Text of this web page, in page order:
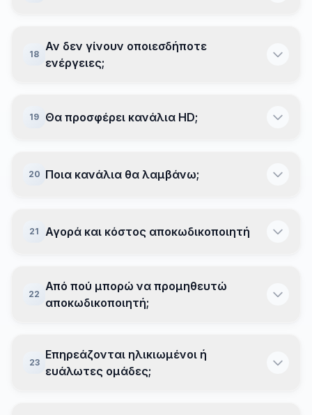
18
Αν δεν γίνουν οποιεσδήποτε
ενέργειες;
19 Θα προσφέρει κανάλια HD;
20 Ποια κανάλια θα λαμβάνω;
21 Αγορά και κόστος αποκωδικοποιητή
22
Από πού μπορώ να προμηθευτώ
αποκωδικοποιητή;
23
Επηρεάζονται ηλικιωμένοι ή
ευάλωτες ομάδες;